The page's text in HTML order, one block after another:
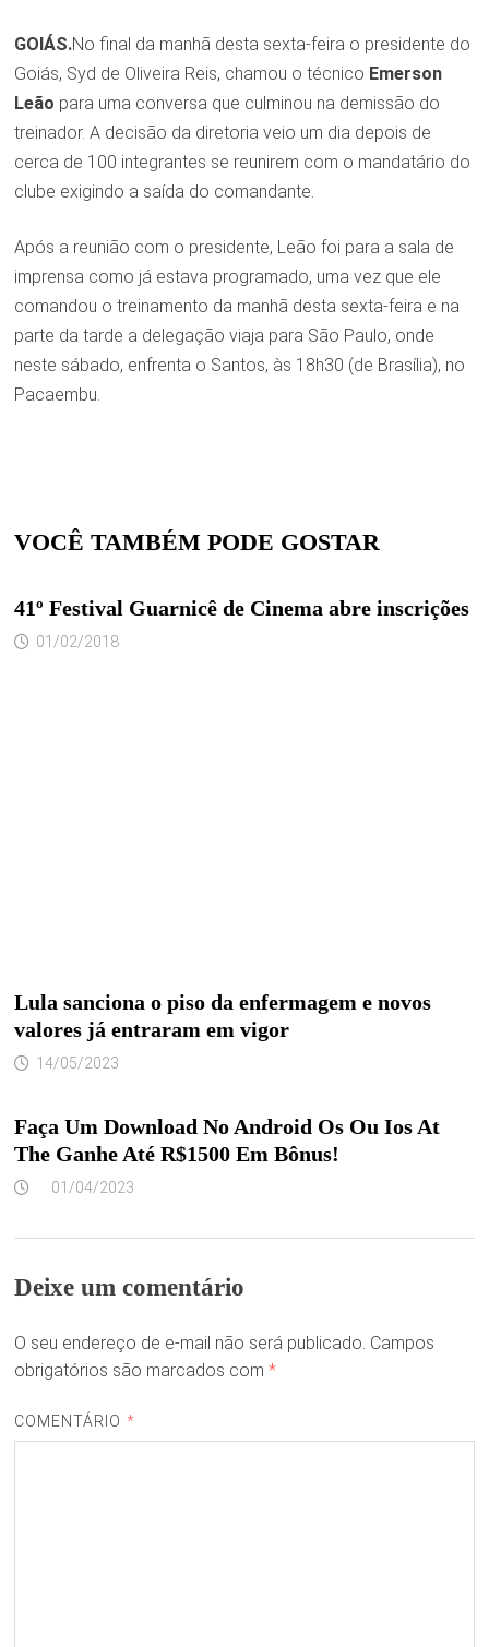
GOIÁS.No final da manhã desta sexta-feira o presidente do
Goiás, Syd de Oliveira Reis, chamou o técnico Emerson
Leão para uma conversa que culminou na demissão do
treinador. A decisão da diretoria veio um dia depois de
cerca de 100 integrantes se reunirem com o mandatário do
clube exigindo a saída do comandante.
Após a reunião com o presidente, Leão foi para a sala de
imprensa como já estava programado, uma vez que ele
comandou o treinamento da manhã desta sexta-feira e na
parte da tarde a delegação viaja para São Paulo, onde
neste sábado, enfrenta o Santos, às 18h30 (de Brasília), no
Pacaembu.
VOCÊ TAMBÉM PODE GOSTAR
41º Festival Guarnicê de Cinema abre inscrições
01/02/2018
Lula sanciona o piso da enfermagem e novos
valores já entraram em vigor
14/05/2023
Faça Um Download No Android Os Ou Ios At
The Ganhe Até R$1500 Em Bônus!
01/04/2023
Deixe um comentário
O seu endereço de e-mail não será publicado. Campos
obrigatórios são marcados com *
COMENTÁRIO *